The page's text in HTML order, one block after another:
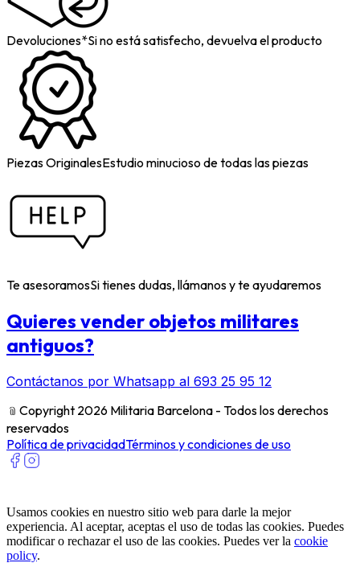
Devoluciones*Si no está satisfecho, devuelva el producto
Piezas OriginalesEstudio minucioso de todas las piezas
Te asesoramosSi tienes dudas, llámanos y te ayudaremos
Quieres vender objetos militares
antiguos?
Contáctanos por Whatsapp al 693 25 95 12
﹫ Copyright 2026 Militaria Barcelona - Todos los derechos
reservados
Política de privacidadTérminos y condiciones de uso
Usamos cookies en nuestro sitio web para darle la mejor
experiencia. Al aceptar, aceptas el uso de todas las cookies. Puedes
modificar o rechazar el uso de las cookies. Puedes ver la cookie
policy.